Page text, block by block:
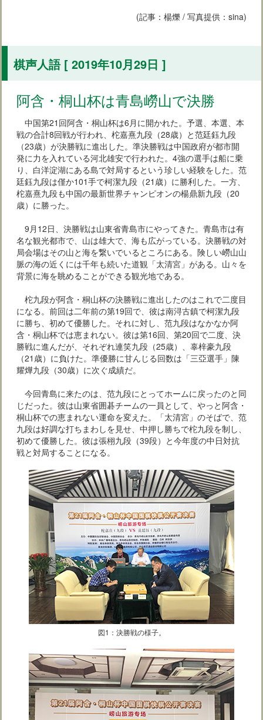
(記事：楊爍 / 写真提供：sina)
棋声人語 [ 2019年10月29日 ]
阿含・桐山杯は青島嶗山で決勝
中国第21回阿含・桐山杯は6月に開かれた。予選、本選、本
戦の合計8回戦が行われ、柁嘉熹九段（28歳）と范廷鈺九段
（23歳）が決勝戦に進出した。準決勝戦は中国政府が都市開
発に力を入れている河北雄安で行われた。4強の選手は船に乗
り、白洋淀湖にある島で対局するという珍しい経験をした。范
廷鈺九段は僅か101手で柯潔九段（21歳）に勝利した。一方、
柁嘉熹九段も中国の最新世界チャンピオンの楊鼎新九段（20
歳）に勝った。
9月12日、決勝戦は山東省青島市にやってきた。青島市は有
名な観光都市で、山は雄大で、海も広がっている。決勝戦の対
局会場はその山と海を繋いでいるところにある。険しい嶗山山
脈の海の近くには千年も続いた道観「太清宮」がある。山々を
背景に海を眺めることができる観光地である。
柁九段が阿含・桐山杯の決勝戦に進出したのはこれで二度目
になる。前回は二年前の第19回で、彼は南浔古鎮で柯潔九段
に勝ち、初めて優勝した。それに対し、范九段はなかなか阿
含・桐山杯では恵まれない。彼は第16回、第20回で二度、決
勝戦に進んだが、それぞれ連笑九段（25歳）、辜梓豪九段
（21歳）に負けた。準優勝に甘んじる回数は「三亞選手」陳
耀燁九段（30歳）に次ぐ成績だ。
今回青島に来たのは、范九段にとってホームに戻ったのと同
じだった。彼は山東省囲碁チームの一員として、やっと阿含・
桐山杯での恵まれない運命を変えた。「太清宮」のそばで、范
九段は好調な打ちまわしを見せ、中押し勝ちで柁九段を制し、
初めて優勝した。彼は張栩九段（39段）と今年度の中日対抗
戦と対局することになる。
図1：決勝戦の様子。